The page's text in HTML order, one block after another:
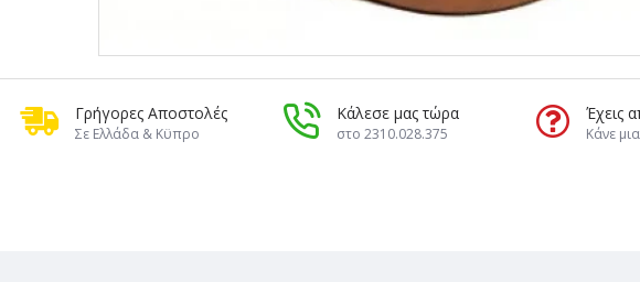
Γρήγορες Αποστολές
Σε Ελλάδα & Κϋπρο
Κάλεσε μας τώρα
στο 2310.028.375
Έχεις
Κάνε